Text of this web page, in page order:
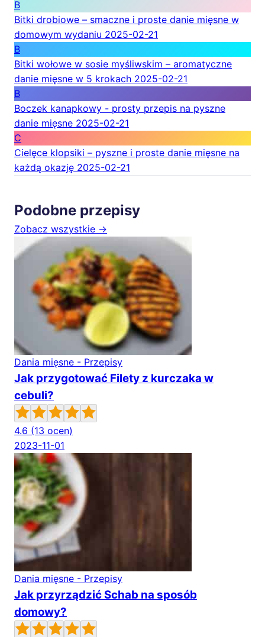
B
Bitki drobiowe – smaczne i proste danie mięsne w
domowym wydaniu 2025-02-21
B
Bitki wołowe w sosie myśliwskim – aromatyczne
danie mięsne w 5 krokach 2025-02-21
B
Boczek kanapkowy - prosty przepis na pyszne
danie mięsne 2025-02-21
C
Cielęce klopsiki – pyszne i proste danie mięsne na
każdą okazję 2025-02-21
Podobne przepisy
Zobacz wszystkie →
Dania mięsne - Przepisy
Jak przygotować Filety z kurczaka w
cebuli?
4.6 (13 ocen)
2023-11-01
Dania mięsne - Przepisy
Jak przyrządzić Schab na sposób
domowy?